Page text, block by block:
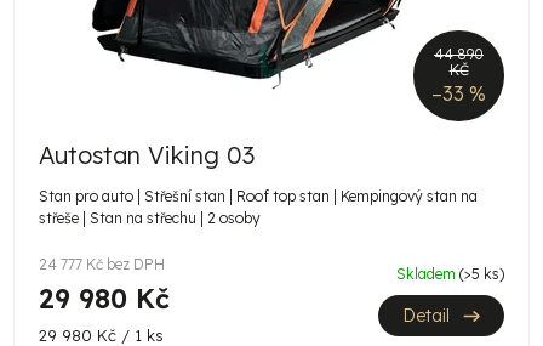
44 890
KČ
–33 %
Autostan Viking 03
Stan pro auto | Střešní stan | Roof top stan | Kempingový stan na
střeše | Stan na střechu | 2 osoby
24 777 Kč bez DPH
29 980 Kč
Měrná
29 980 Kč / 1 ks
Skladem (>5 ks)
Detail